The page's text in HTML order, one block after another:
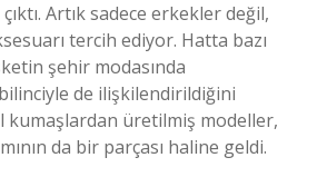
Artık sadece erkekler değil,
tercih ediyor. Hatta bazı
şehir modasında
de ilişkilendirildiğini
kumaşlardan üretilmiş modeller,
da bir parçası haline geldi.